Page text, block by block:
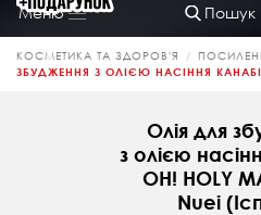
Пошук
Меню Toggle
navigation
КОСМЕТИКА ТА ЗДОРОВ'Я
ЗБУДЖЕННЯ З ОЛІЄЮ НАСІННЯ
Олія для
з олією
OH! HOLY
Nuei